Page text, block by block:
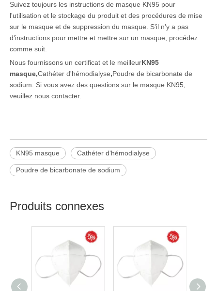
Suivez toujours les instructions de masque KN95 pour
l'utilisation et le stockage du produit et des procédures de mise
sur le masque et de suppression du masque. S'il n'y a pas
d'instructions pour mettre et mettre sur un masque, procédez
comme suit.
Nous fournissons un certificat et le meilleurKN95
masque,Cathéter d'hémodialyse,Poudre de bicarbonate de
sodium. Si vous avez des questions sur le masque KN95,
veuillez nous contacter.
KN95 masque Cathéter d'hémodialyse
Poudre de bicarbonate de sodium
Produits connexes